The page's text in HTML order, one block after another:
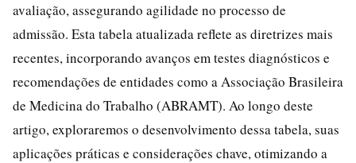
avaliação, assegurando agilidade no processo de
admissão. Esta tabela atualizada reflete as diretrizes mais
recentes, incorporando avanços em testes diagnósticos e
recomendações de entidades como a Associação Brasileira
de Medicina do Trabalho (ABRAMT). Ao longo deste
artigo, exploraremos o desenvolvimento dessa tabela, suas
aplicações práticas e considerações chave, otimizando a